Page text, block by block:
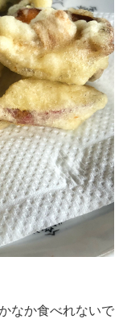
なか食べれないで